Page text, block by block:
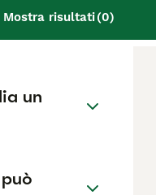
Mostra risultati(0)
di
un